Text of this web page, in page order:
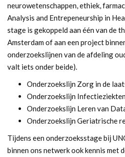
neurowetenschappen, ethiek,
Analysis and Entrepeneurship in
stage is gekoppeld aan één van de
Amsterdam of aan een project
onderzoekslijnen van de afdeling
valt iets onder beide).
Onderzoekslijn Zorg in de
Onderzoekslijn Infectieziekten
Onderzoekslijn Leren van
Onderzoekslijn Geriatrische
Tijdens een onderzoeksstage bij
binnen ons netwerk ook kennis met